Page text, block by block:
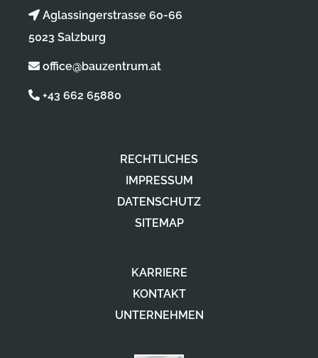
RECHTLICHES
IMPRESSUM
DATENSCHUTZ
SITEMAP
KARRIERE
KONTAKT
UNTERNEHMEN
Aglassingerstrasse 60-66
5023 Salzburg
office@bauzentrum.at
+43 662 65880